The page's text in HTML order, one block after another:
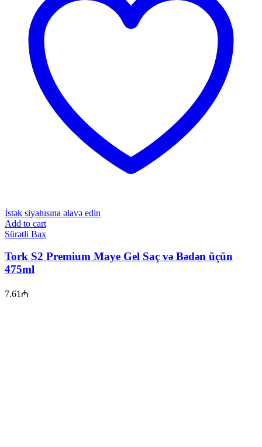
İstək siyahısına əlavə edin
Add to cart
Sürətli Bax
Tork S2 Premium Maye Gel Saç və Bədən üçün
475ml
7.61 ₼